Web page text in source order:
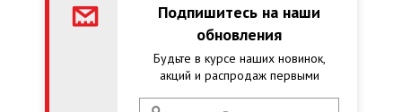
Подпишитесь на наши
обновления
Будьте в курсе наших новинок,
акций и распродаж первыми